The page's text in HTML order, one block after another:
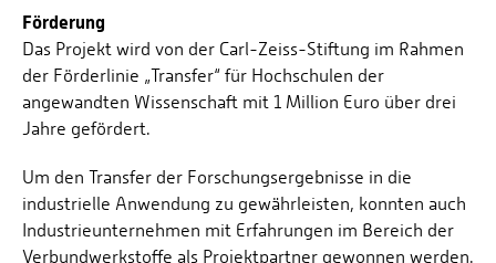
Förderung
Das Projekt wird von der Carl-Zeiss-Stiftung im Rahmen
der Förderlinie „Transfer“ für Hochschulen der
angewandten Wissenschaft mit 1 Million Euro über drei
Jahre gefördert.
Um den Transfer der Forschungsergebnisse in die
industrielle Anwendung zu gewährleisten, konnten auch
Industrieunternehmen mit Erfahrungen im Bereich der
Verbundwerkstoffe als Projektpartner gewonnen werden.